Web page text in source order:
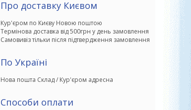
Про доставку Києвом
Кур'єром по Києву Новою поштою
Термінова доставка від 500грн у день замовлення
Самовивіз тільки після підтвердження замовлення
По Україні
Способи оплати